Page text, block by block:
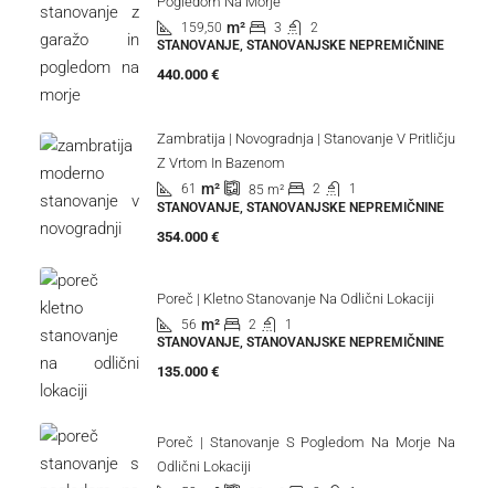
Pogledom Na Morje
159,50 m² 3
2
STANOVANJE, STANOVANJSKE NEPREMIČNINE
Zambratija | Novogradnja | Stanovanje V Pritličju
61 m² 85m² 2
1
STANOVANJE, STANOVANJSKE NEPREMIČNINE
Poreč | Kletno Stanovanje Na Odlični Lokaciji
56 m² 2
1
STANOVANJE, STANOVANJSKE NEPREMIČNINE
Poreč | Stanovanje S Pogledom Na Morje Na
Odlični Lokaciji